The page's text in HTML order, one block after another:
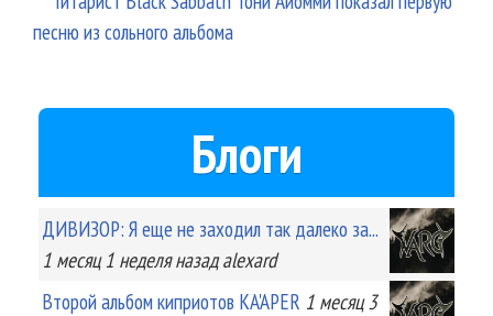
песню из сольного альбома
Блоги
ДИВИЗОР: Я еще не заходил так далеко за...
1 месяц 1 неделяназад alexard
Второй альбом киприотов KA'APER 1 месяц 3